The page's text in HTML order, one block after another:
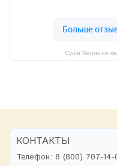
Суши Веник на
КОНТАКТЫ
Телефон: 8 (800) 707-14-